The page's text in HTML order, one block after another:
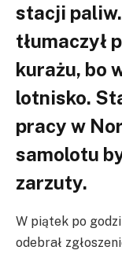
stacji
tłumaczył
kurażu, bo
lotnisko.
pracy w
samolotu
zarzuty.
W piątek po
odebrał